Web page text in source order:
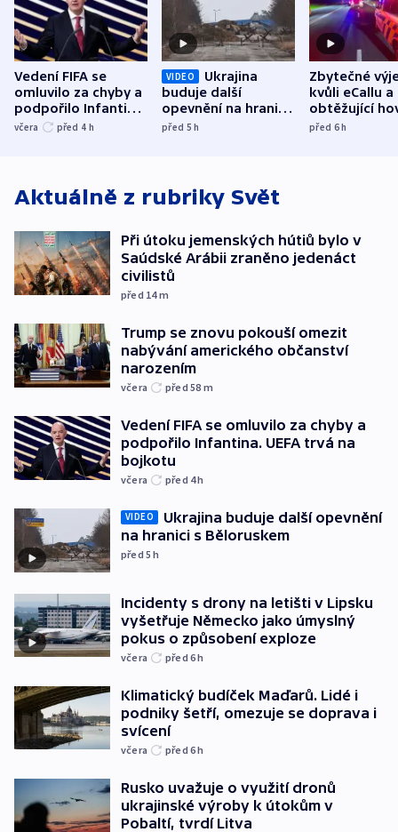
Vedení FIFA se
omluvilo za chyby a
podpořilo Infantina.
UEFA trvá na
včera před 4 h
VIDEO
Ukrajina
buduje další
opevnění na hranici
s Běloruskem
před 5h
Zbytečné
kvůli eCallu a
obtěžující
zdržují
před 6h
Aktuálně z rubriky Svět
Při útoku jemenských hútiů bylo v
Saúdské Arábii zraněno jedenáct
civilistů
před 14m
Trump se znovu pokouší omezit
nabývání amerického občanství
narozením
včera před 58 m
Vedení FIFA se omluvilo za chyby a
podpořilo Infantina. UEFA trvá na
bojkotu
včera před 4h
VIDEO
Ukrajina buduje další opevnění
na hranici s Běloruskem
před 5h
Incidenty s drony na letišti v Lipsku
vyšetřuje Německo jako úmyslný
pokus o způsobení exploze
včera před 6h
Klimatický budíček Maďarů. Lidé i
podniky šetří, omezuje se doprava i
svícení
včera před 6h
Rusko uvažuje o využití dronů
ukrajinské výroby k útokům v
Pobaltí, tvrdí Litva